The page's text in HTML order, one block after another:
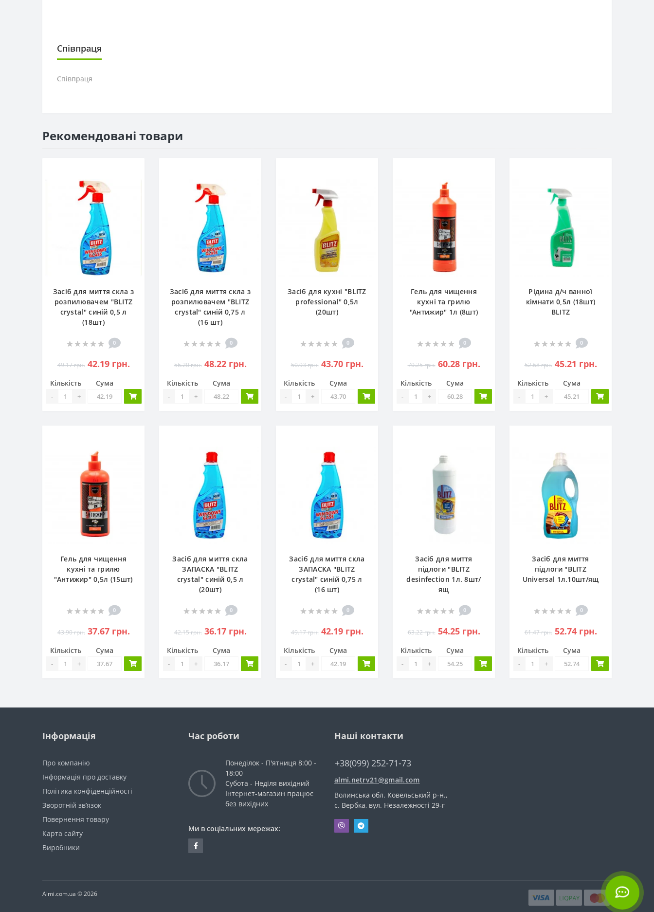
Співпраця
Співпраця
Рекомендовані товари
Засіб для миття скла з
розпилювачем "BLITZ
crystal" синій 0,5 л
(18шт)
0
49.17 грн. 42.19 грн.
Кількість
- +
Сума
Засіб для миття скла з
розпилювачем "BLITZ
crystal" синій 0,75 л
(16 шт)
0
56.20 грн. 48.22 грн.
Кількість
- +
Сума
Засіб для кухні "BLITZ
professional" 0,5л
(20шт)
0
50.93 грн. 43.70 грн.
Кількість
- +
Сума
Гель для чищення
кухні та грилю
"Антижир" 1л (8шт)
0
70.25 грн. 60.28 грн.
Кількість
- +
Сума
Рідина д/ч ванної
кімнати 0,5л (18шт)
BLITZ
0
52.68 грн. 45.21 грн.
Кількість
- +
Сума
Гель для чищення
кухні та грилю
"Антижир" 0,5л (15шт)
0
43.90 грн. 37.67 грн.
Кількість
- +
Сума
Засіб для миття скла
ЗАПАСКА "BLITZ
crystal" синій 0,5 л
(20шт)
0
42.15 грн. 36.17 грн.
Кількість
- +
Сума
Засіб для миття скла
ЗАПАСКА "BLITZ
crystal" синій 0,75 л
(16 шт)
0
49.17 грн. 42.19 грн.
Кількість
- +
Сума
Засіб для миття
підлоги "BLITZ
desinfection 1л. 8шт/
ящ
0
63.22 грн. 54.25 грн.
Кількість
- +
Сума
Засіб для миття
підлоги "BLITZ
Universal 1л.10шт/ящ
0
61.47 грн. 52.74 грн.
Кількість
- +
Сума
Інформація
Про компанію
Інформація про доставку
Політика конфіденційності
Зворотній зв’язок
Повернення товару
Карта сайту
Виробники
Час роботи
Понеділок - П'ятниця 8:00 -
18:00
Субота - Неділя вихідний
Інтернет-магазин працює
без вихідних
Ми в соціальних мережах:
Наші контакти
+38(099) 252-71-73
almi.netrv21@gmail.com
Волинська обл. Ковельський р-н.,
с. Вербка, вул. Незалежності 29-г
Almi.com.ua © 2026